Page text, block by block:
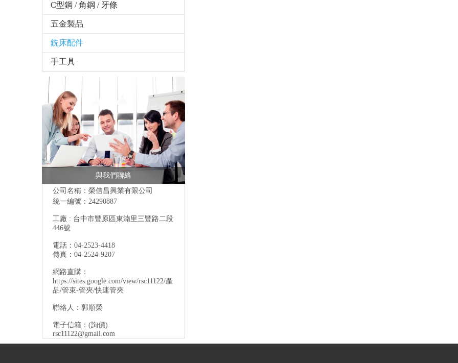
C型鋼 / 角鋼 / 牙條
五金製品
銑床配件
手工具
與我們聯絡
公司名稱：榮信昌興業有限公司
統一編號：24290887
工廠 : 台中市豐原區東湳里三豐路二段
446號
電話：04-2523-4418
傳真：04-2524-9207
網路直購：
https://sites.google.com/view/rsc11122/產
品/管束-管夾/快速管夾
聯絡人：郭順榮
電子信箱： (詢價)
rsc11122@gmail.com